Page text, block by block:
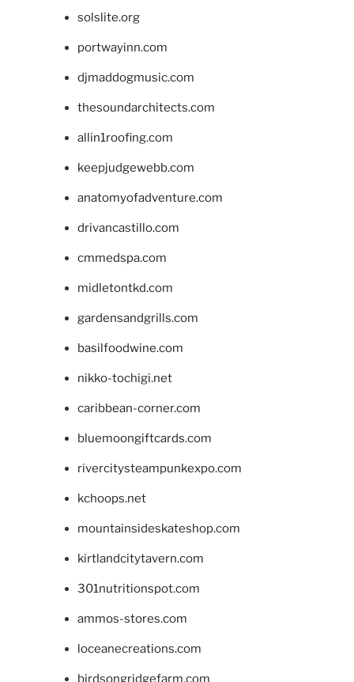
solslite.org
portwayinn.com
djmaddogmusic.com
thesoundarchitects.com
allin1roofing.com
keepjudgewebb.com
anatomyofadventure.com
drivancastillo.com
cmmedspa.com
midletontkd.com
gardensandgrills.com
basilfoodwine.com
nikko-tochigi.net
caribbean-corner.com
bluemoongiftcards.com
rivercitysteampunkexpo.com
kchoops.net
mountainsideskateshop.com
kirtlandcitytavern.com
301nutritionspot.com
ammos-stores.com
loceanecreations.com
birdsongridgefarm.com